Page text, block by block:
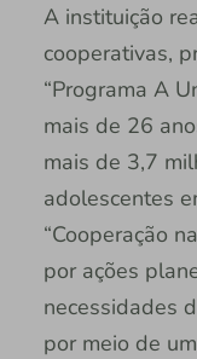
A instituição
cooperativas,
“Programa A
mais de 26
mais de 3,7
adolescentes
“Cooperação
por ações
necessidades
por meio de